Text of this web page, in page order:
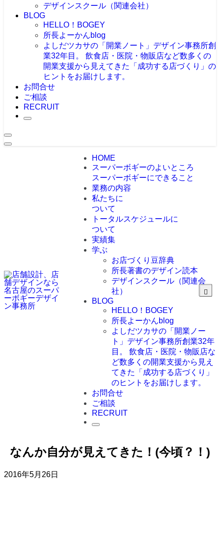
デザインスクール（関連会社）
BLOG
HELLO！BOGEY
所長よーかんblog
よしだツカサの「開業ノート」 デザイン事務所創
業32年目。 飲食店・医院・物販店など数多くの
開業支援から見えてきた「成功する店づくり」の
ヒントをお届けします。
お問合せ
ご相談
RECRUIT
HOME
スーパーボギーのよいところ
スーパーボギーにできること
業務の内容
私たちに
ついて
トータルスケジュールに
ついて
実績集
学ぶ
お店づくり豆辞典
所長著書のデザイン読本
デザインスクール（関連会
社）
BLOG
HELLO！BOGEY
所長よーかんblog
よしだツカサの「開業ノー
ト」 デザイン事務所創業32年
目。 飲食店・医院・物販店な
ど数多くの開業支援から見え
てきた「成功する店づくり」
のヒントをお届けします。
お問合せ
ご相談
RECRUIT
なんか自分が見えてきた！(今頃？！)
2016年5月26日